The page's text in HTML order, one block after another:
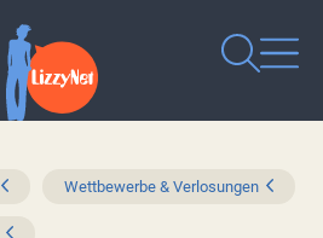
Wettbewerbe & Verlosungen